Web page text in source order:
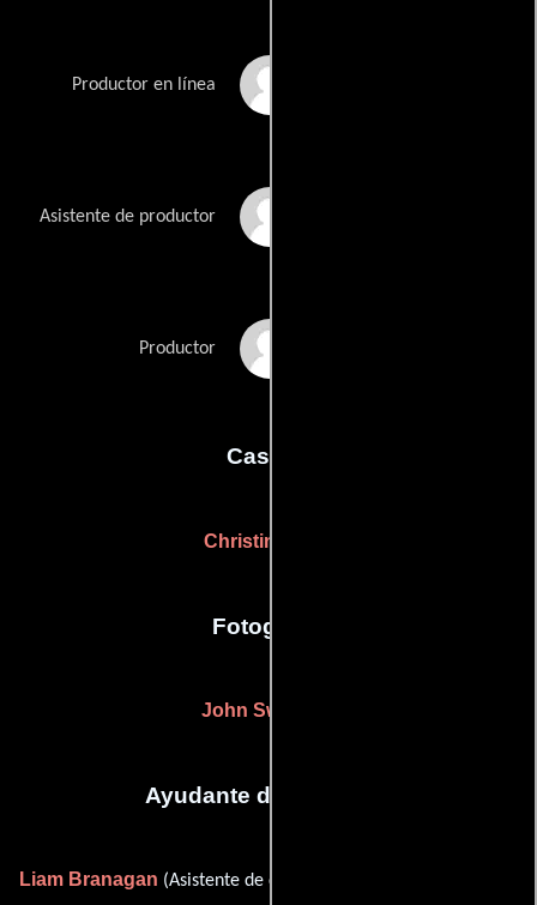
Productor en línea
Asistente de productor
Productor
Casting
Christine King
Fotografia
John Swaffield
Ayudante de dirección
Liam Branagan (Asistente de dirección),